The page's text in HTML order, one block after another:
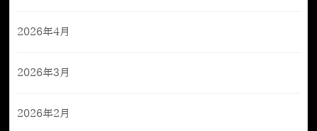
2026年4月
2026年3月
2026年2月